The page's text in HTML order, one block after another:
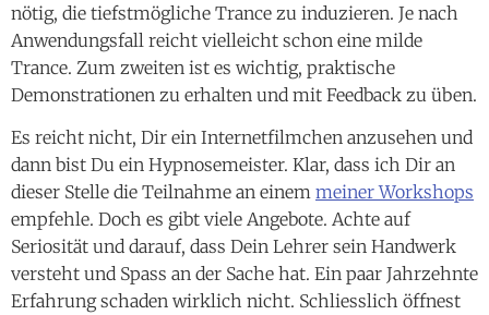
nötig, die tiefstmögliche Trance zu induzieren. Je nach
Anwendungsfall reicht vielleicht schon eine milde
Trance. Zum zweiten ist es wichtig, praktische
Demonstrationen zu erhalten und mit Feedback zu üben.
Es reicht nicht, Dir ein Internetfilmchen anzusehen und
dann bist Du ein Hypnosemeister. Klar, dass ich Dir an
dieser Stelle die Teilnahme an einem meiner Workshops
empfehle. Doch es gibt viele Angebote. Achte auf
Seriosität und darauf, dass Dein Lehrer sein Handwerk
versteht und Spass an der Sache hat. Ein paar Jahrzehnte
Erfahrung schaden wirklich nicht. Schliesslich öffnest